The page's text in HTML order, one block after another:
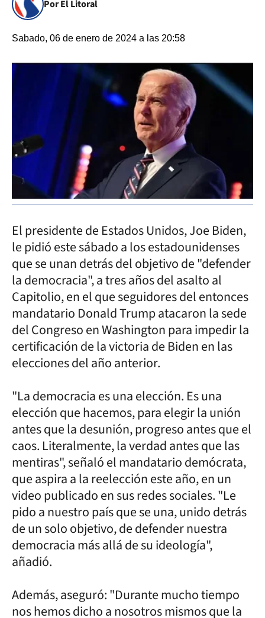
Por El Litoral
Sabado, 06 de enero de 2024 a las 20:58
El presidente de Estados Unidos, Joe Biden,
le pidió este sábado a los estadounidenses
que se unan detrás del objetivo de "defender
la democracia", a tres años del asalto al
Capitolio, en el que seguidores del entonces
mandatario Donald Trump atacaron la sede
del Congreso en Washington para impedir la
certificación de la victoria de Biden en las
elecciones del año anterior.
"La democracia es una elección. Es una
elección que hacemos, para elegir la unión
antes que la desunión, progreso antes que el
caos. Literalmente, la verdad antes que las
mentiras", señaló el mandatario demócrata,
que aspira a la reelección este año, en un
video publicado en sus redes sociales. "Le
pido a nuestro país que se una, unido detrás
de un solo objetivo, de defender nuestra
democracia más allá de su ideología",
añadió.
Además, aseguró: "Durante mucho tiempo
nos hemos dicho a nosotros mismos que la